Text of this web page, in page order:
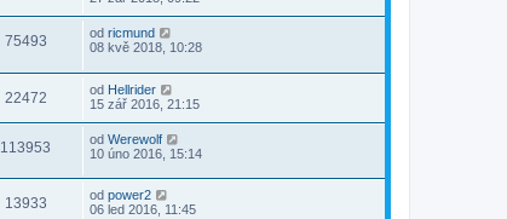
75493 od ricmund
08 kvě 2018, 10:28
22472 od Hellrider
15 zář 2016, 21:15
113953 od Werewolf
10 úno 2016, 15:14
13933 od power2
06 led 2016, 11:45